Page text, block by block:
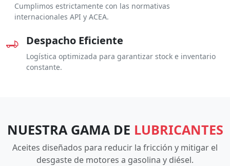
Cumplimos estrictamente con las normativas
internacionales API y ACEA.
Despacho Eficiente
Logística optimizada para garantizar stock e inventario
constante.
NUESTRA GAMA DE LUBRICANTES
Aceites diseñados para reducir la fricción y mitigar el
desgaste de motores a gasolina y diésel.